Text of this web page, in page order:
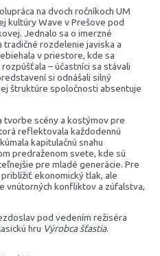
na dvoch ročníkoch UM
kultúry Wave v Prešove pod
Jednalo sa o imerzné
rozdelenie javiska a
v priestore, kde sa
– účastníci sa stávali
si odnášali silný
štruktúre spoločnosti absentuje
tvorbe scény a kostýmov pre
reflektovala každodennú
kapitulačnú snahu
predraženom svete, kde sú
pre mladé generácie. Pre
ekonomický tlak, ale
vnútorných konfliktov a zúfalstva,
pod vedením režiséra
hru Výrobca šťastia.